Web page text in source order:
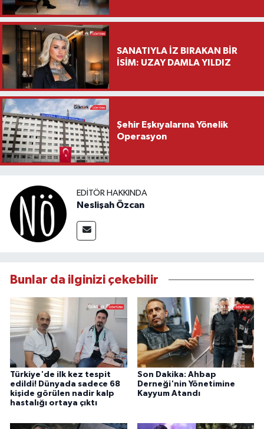
Ziyareti
SANATIYLA İZ BIRAKAN BİR
İSİM: UZAY DAMLA YILDIZ
Şehir Eşkıyalarına Yönelik
Operasyon
EDITÖR HAKKINDA
Neslişah Özcan
Bunlar da ilginizi çekebilir
Türkiye'de ilk kez tespit
edildi! Dünyada sadece 68
kişide görülen nadir kalp
hastalığı ortaya çıktı
Son Dakika: Ahbap
Derneği'nin Yönetimine
Kayyum Atandı